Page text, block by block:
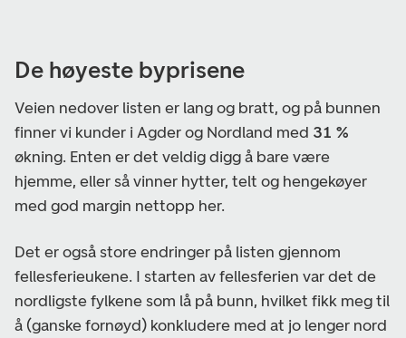
De høyeste byprisene
Veien nedover listen er lang og bratt, og på bunnen
finner vi kunder i Agder og Nordland med 31 %
økning. Enten er det veldig digg å bare være
hjemme, eller så vinner hytter, telt og hengekøyer
med god margin nettopp her.
Det er også store endringer på listen gjennom
fellesferieukene. I starten av fellesferien var det de
nordligste fylkene som lå på bunn, hvilket fikk meg til
å (ganske fornøyd) konkludere med at jo lenger nord